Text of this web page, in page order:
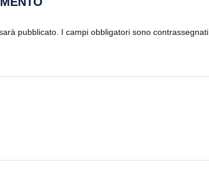
pubblicato. I campi obbligatori sono contrassegnati